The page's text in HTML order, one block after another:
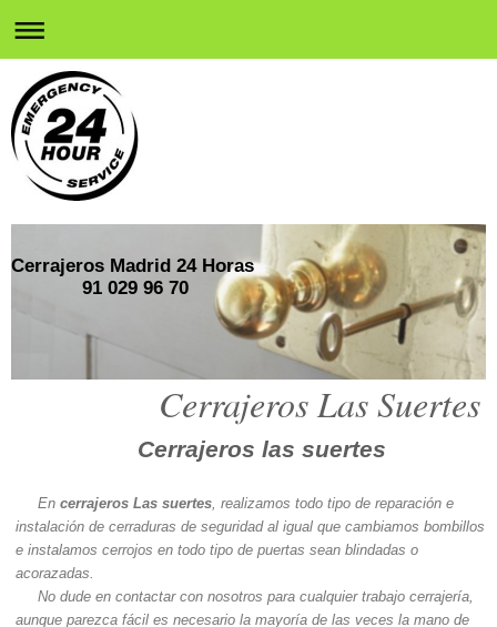
Cerrajeros Madrid 24 Horas
91 029 96 70
Cerrajeros Las Suertes
Cerrajeros las suertes
En cerrajeros Las suertes , realizamos todo tipo de reparación e
instalación de cerraduras de seguridad al igual que cambiamos bombillos
e instalamos cerrojos en todo tipo de puertas sean blindadas o
acorazadas.
No dude en contactar con nosotros para cualquier trabajo cerrajería,
aunque parezca fácil es necesario la mayoría de las veces la mano de